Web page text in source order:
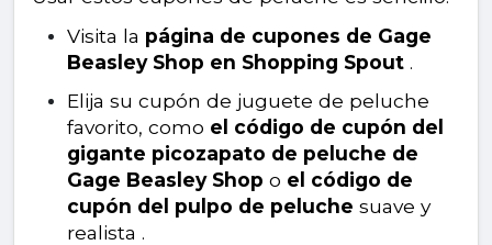
Visita la página de cupones de Gage
Beasley Shop en Shopping Spout .
Elija su cupón de juguete de peluche
favorito, como el código de cupón del
gigante picozapato de peluche de
Gage Beasley Shop o el código de
cupón del pulpo de peluche suave y
realista .